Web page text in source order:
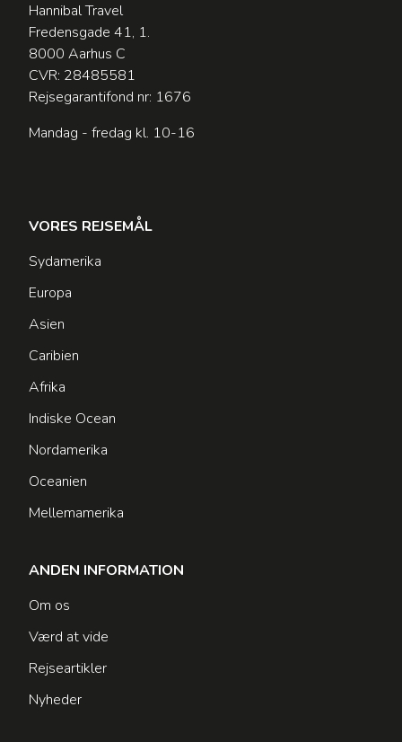
Hannibal Travel
Fredensgade 41, 1.
8000 Aarhus C
CVR: 28485581
Rejsegarantifond nr: 1676
Mandag - fredag kl. 10-16
VORES REJSEMÅL
Sydamerika
Europa
Asien
Caribien
Afrika
Indiske Ocean
Nordamerika
Oceanien
Mellemamerika
ANDEN INFORMATION
Om os
Værd at vide
Rejseartikler
Nyheder